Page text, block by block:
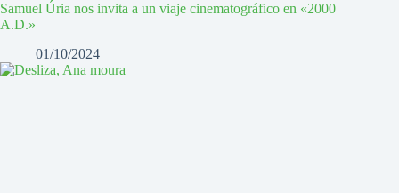
Samuel Úria nos invita a un viaje cinematográfico en «2000
A.D.»
01/10/2024